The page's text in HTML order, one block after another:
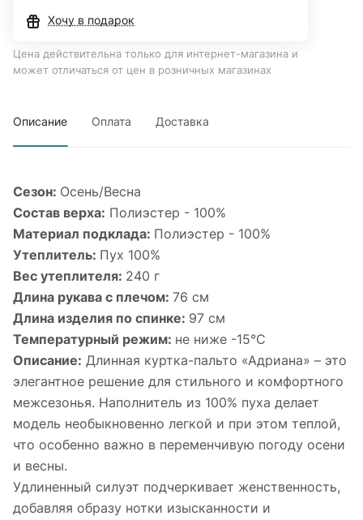
Хочу в подарок
Цена действительна только для интернет-магазина и
может отличаться от цен в розничных магазинах
Описание Оплата Доставка
Сезон: Осень/Весна
Состав верха: Полиэстер - 100%
Материал подклада: Полиэстер - 100%
Утеплитель: Пух 100%
Вес утеплителя: 240 г
Длина рукава с плечом: 76 см
Длина изделия по спинке: 97 см
Температурный режим: не ниже -15°С
Описание: Длинная куртка-пальто «Адриана» – это
элегантное решение для стильного и комфортного
межсезонья. Наполнитель из 100% пуха делает
модель необыкновенно легкой и при этом теплой,
что особенно важно в переменчивую погоду осени
и весны.
Удлиненный силуэт подчеркивает женственность,
добавляя образу нотки изысканности и